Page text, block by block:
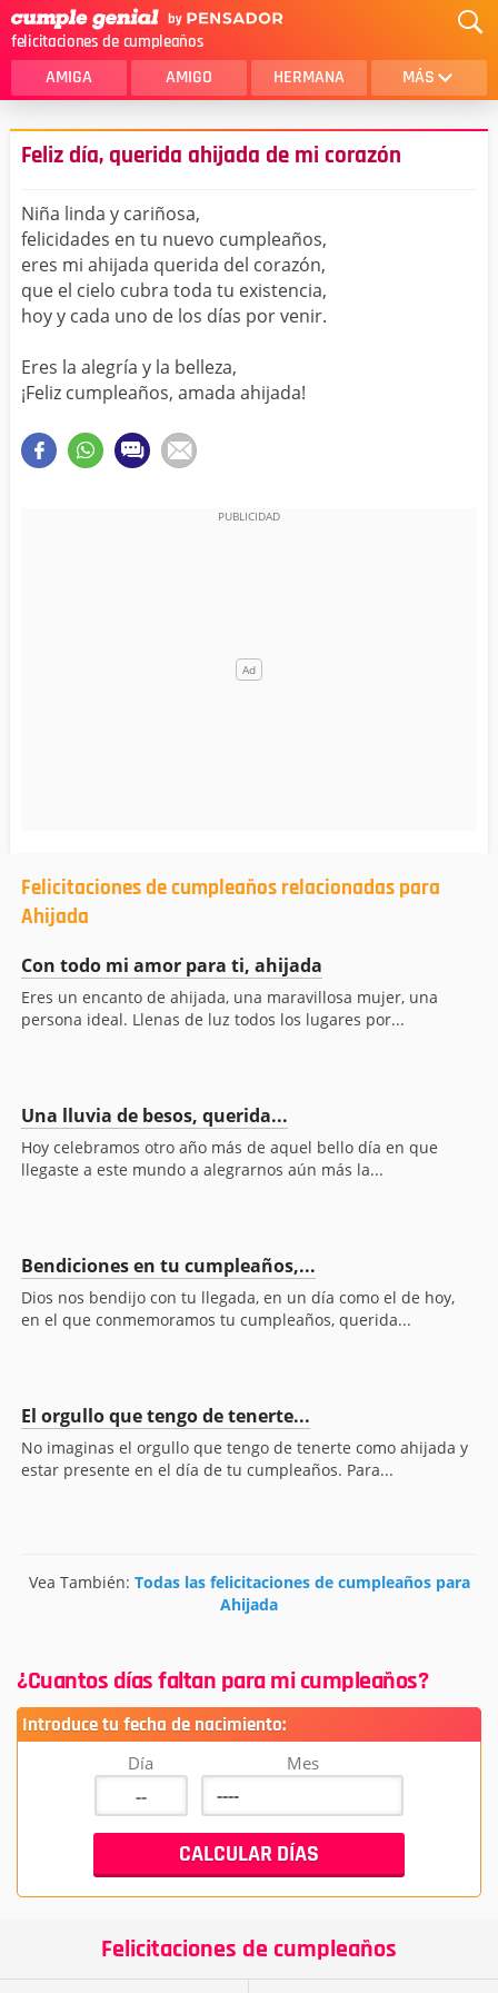
felicitaciones de cumpleaños
AMIGA AMIGO HERMANA MÁS
MAMA
AMOR
SOBRINA
HERMANO
NOVIA
PAPA
TIA
ALGUIEN ESPECIAL
Feliz día, querida ahijada de mi corazón
Niña linda y cariñosa,
felicidades en tu nuevo cumpleaños,
eres mi ahijada querida del corazón,
que el cielo cubra toda tu existencia,
hoy y cada uno de los días por venir.
Eres la alegría y la belleza,
¡Feliz cumpleaños, amada ahijada!
Felicitaciones de cumpleaños relacionadas para
Ahijada
Con todo mi amor para ti, ahijada
Eres un encanto de ahijada, una maravillosa mujer, una
persona ideal. Llenas de luz todos los lugares por...
Una lluvia de besos, querida...
Hoy celebramos otro año más de aquel bello día en que
llegaste a este mundo a alegrarnos aún más la...
Bendiciones en tu cumpleaños,...
Dios nos bendijo con tu llegada, en un día como el de hoy,
en el que conmemoramos tu cumpleaños, querida...
El orgullo que tengo de tenerte...
No imaginas el orgullo que tengo de tenerte como ahijada y
estar presente en el día de tu cumpleaños. Para...
Vea También: Todas las felicitaciones de cumpleaños para
Ahijada
¿Cuantos días faltan para mi cumpleaños?
Introduce tu fecha de nacimiento:
Día Mes
Felicitaciones de cumpleaños